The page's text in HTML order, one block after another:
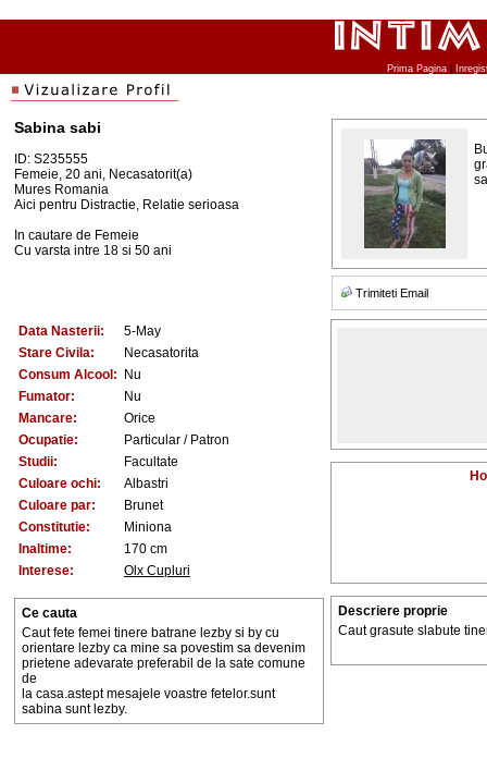
Prima Pagina
Sabina sabi
ID: S235555
Femeie, 20 ani, Necasatorit(a)
Mures Romania
Aici pentru Distractie, Relatie serioasa
In cautare de Femeie
Cu varsta intre 18 si 50 ani
Trimiteti Email
Data Nasterii:
5-May
Stare Civila:
Necasatorita
Consum Alcool:
Nu
Fumator:
Nu
Mancare:
Orice
Ocupatie:
Particular / Patron
Studii:
Facultate
Culoare ochi:
Albastri
Culoare par:
Brunet
Constitutie:
Miniona
Inaltime:
170 cm
Interese:
Olx Cupluri
Ce cauta
Caut fete femei tinere batrane lezby si by cu
orientare lezby ca mine sa povestim sa devenim
prietene adevarate preferabil de la sate comune
de
la casa.astept mesajele voastre fetelor.sunt
sabina sunt lezby.
Descriere proprie
Caut grasute slabute